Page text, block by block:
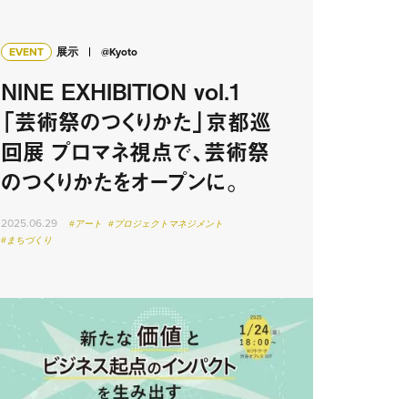
EVENT 展示 @Kyoto
NINE EXHIBITION vol.1
「芸術祭のつくりかた」京都巡
回展 プロマネ視点で、芸術祭
のつくりかたをオープンに。
2025.06.29 #アート
#プロジェクトマネジメント
#まちづくり